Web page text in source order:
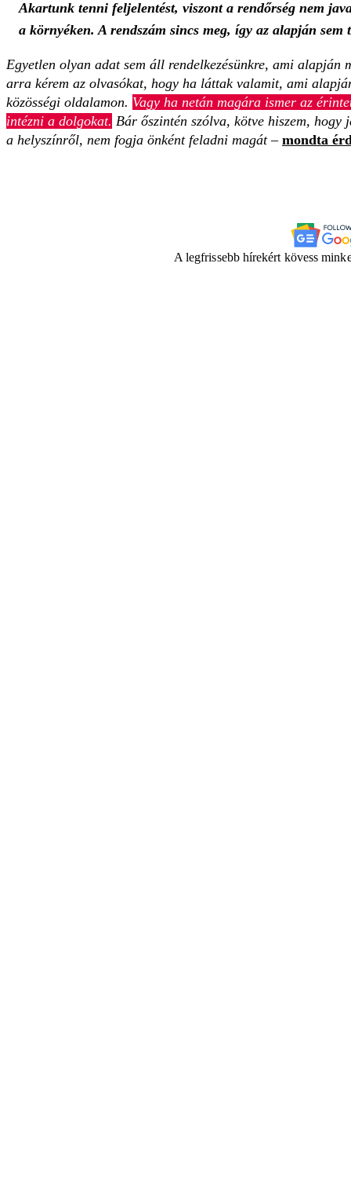
Akartunk tenni feljelentést, viszont a rendőrség nem
a környéken. A rendszám sincs meg, így az alapján
Egyetlen olyan adat sem áll rendelkezésünkre, ami alapján
arra kérem az olvasókat, hogy ha láttak valamit, ami
közösségi oldalamon. Vagy ha netán magára ismer az
intézni a dolgokat. Bár őszintén szólva, kötve hiszem,
a helyszínről, nem fogja önként feladni magát– mondta
A legfrissebb hírekért kövess